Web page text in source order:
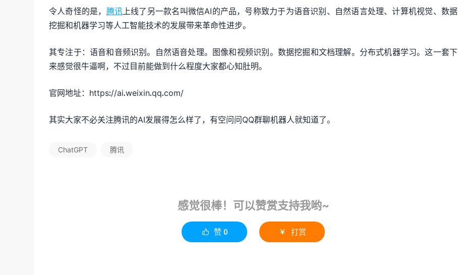
令人奇怪的是， 腾讯 上线了另一款名叫微信AI的产品，号称致力于为语音识别、自然语言处理、计算机视觉、数据
挖掘和机器学习等人工智能技术的发展带来革命性进步。
其专注于：语音和音频识别。自然语音处理。图像和视频识别。数据挖掘和文档理解。分布式机器学习。这一套下
来感觉很牛逼啊，不过目前能做到什么程度大家都心知肚明。
官网地址：https://ai.weixin.qq.com/
其实大家不必关注腾讯的AI发展得怎么样了，有空问问QQ群聊机器人就知道了。
ChatGPT 腾讯
感觉很棒！可以赞赏支持我哟~
 赞 0  打赏